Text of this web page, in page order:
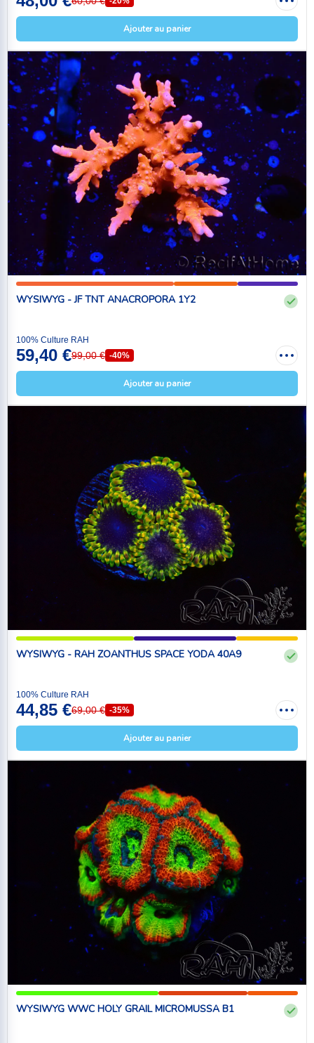
Ajouter au panier
WYSIWYG - JF TNT ANACROPORA 1Y2
100% Culture RAH
59,40 €99,00 € -40%
Ajouter au panier
WYSIWYG - RAH ZOANTHUS SPACE YODA 40A9
100% Culture RAH
44,85 €69,00 € -35%
Ajouter au panier
WYSIWYG WWC HOLY GRAIL MICROMUSSA B1